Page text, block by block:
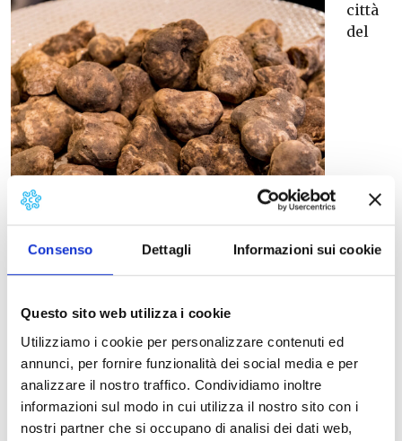
Consenso Dettagli Informazioni sui cookie
Questo sito web utilizza i cookie
Utilizziamo i cookie per personalizzare contenuti ed
annunci, per fornire funzionalità dei social media e per
analizzare il nostro traffico. Condividiamo inoltre
informazioni sul modo in cui utilizza il nostro sito con i
nostri partner che si occupano di analisi dei dati web,
adobestock.com
città
del
tartufo biancoe dello slow food. Qui la carne e i
salumi hanno un posto di assoluto rilievo: dalla
classica bistecca fiorentina alla chianina, fino a
prodotti più di nicchia come ilMallegato diSan